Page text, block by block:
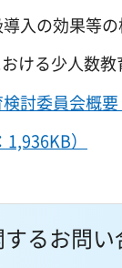
入の効果等
人数教育
討委員会概要
）
るお問